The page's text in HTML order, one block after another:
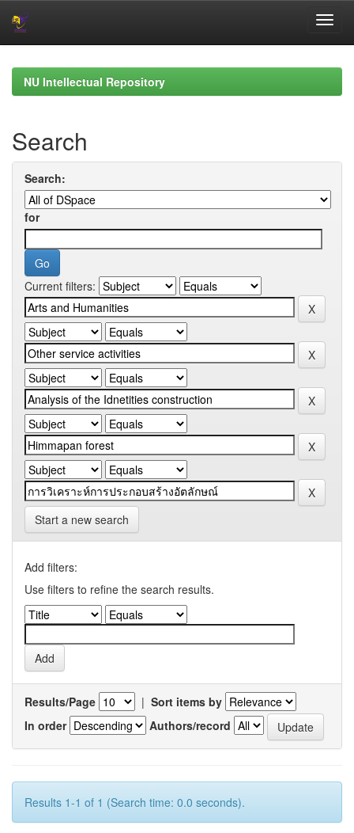
navigationNU Intellectual Repository
Search
Search:
for
Current filters:
Start a new search
Add filters:
Use filters to refine the search results.
Results/Page | Sort items by
In order
Authors/record
Results 1-1 of 1 (Search time: 0.0 seconds).